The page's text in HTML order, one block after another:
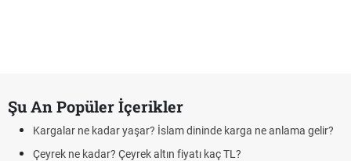
Şu An Popüler İçerikler
Kargalar ne kadar yaşar? İslam dininde karga ne anlama gelir?
Çeyrek ne kadar? Çeyrek altın fiyatı kaç TL?